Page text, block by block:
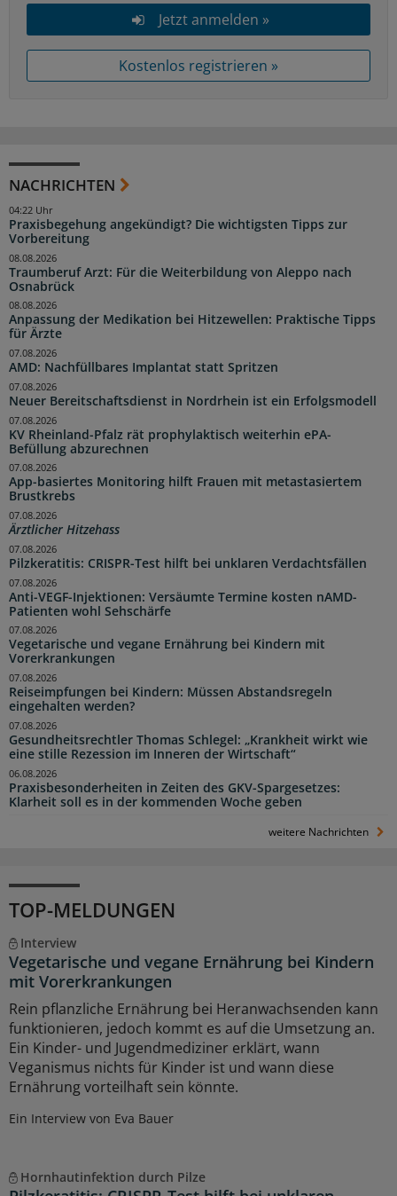
Jetzt anmelden »
Kostenlos registrieren »
NACHRICHTEN
Praxisbegehung angekündigt? Die wichtigsten Tipps zur
Vorbereitung
04:22 Uhr
Traumberuf Arzt: Für die Weiterbildung von Aleppo nach
Osnabrück
08.08.2026
Anpassung der Medikation bei Hitzewellen: Praktische Tipps
für Ärzte
08.08.2026
AMD: Nachfüllbares Implantat statt Spritzen
07.08.2026
Neuer Bereitschaftsdienst in Nordrhein ist ein Erfolgsmodell
07.08.2026
KV Rheinland-Pfalz rät prophylaktisch weiterhin ePA-
Befüllung abzurechnen
07.08.2026
App-basiertes Monitoring hilft Frauen mit metastasiertem
Brustkrebs
07.08.2026
Ärztlicher Hitzehass
07.08.2026
Pilzkeratitis: CRISPR-Test hilft bei unklaren Verdachtsfällen
07.08.2026
Anti-VEGF-Injektionen: Versäumte Termine kosten nAMD-
Patienten wohl Sehschärfe
07.08.2026
Vegetarische und vegane Ernährung bei Kindern mit
Vorerkrankungen
07.08.2026
Reiseimpfungen bei Kindern: Müssen Abstandsregeln
eingehalten werden?
07.08.2026
Gesundheitsrechtler Thomas Schlegel: „Krankheit wirkt wie
eine stille Rezession im Inneren der Wirtschaft“
07.08.2026
Praxisbesonderheiten in Zeiten des GKV-Spargesetzes:
Klarheit soll es in der kommenden Woche geben
06.08.2026
weitere Nachrichten
TOP-MELDUNGEN
Interview
Vegetarische und vegane Ernährung bei Kindern
mit Vorerkrankungen
Rein pflanzliche Ernährung bei Heranwachsenden kann
funktionieren, jedoch kommt es auf die Umsetzung an.
Ein Kinder- und Jugendmediziner erklärt, wann
Veganismus nichts für Kinder ist und wann diese
Ernährung vorteilhaft sein könnte.
Ein Interview von Eva Bauer
Hornhautinfektion durch Pilze